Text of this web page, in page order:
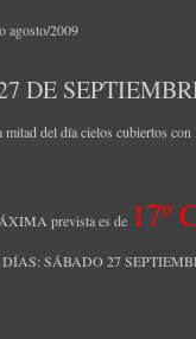
agosto/2009
DE
del día cielos cubiertos
prevista es de 17º
SÁBADO 27